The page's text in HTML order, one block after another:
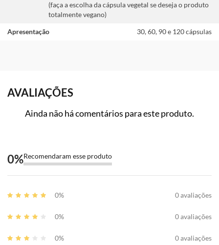
(faça a escolha da cápsula vegetal se deseja o produto
totalmente vegano)
Apresentação 30, 60, 90 e 120 cápsulas
AVALIAÇÕES
Ainda não há comentários para este produto.
0%Recomendaram esse produto
0% 0 avaliações
0% 0 avaliações
0% 0 avaliações